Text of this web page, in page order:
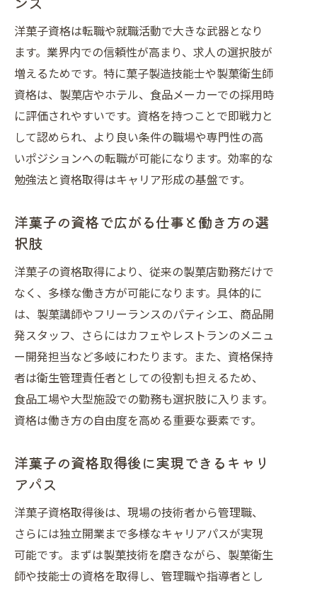
洋菓子資格は転職や就職活動で大きな武器となり
ます。業界内での信頼性が高まり、求人の選択肢が
増えるためです。特に菓子製造技能士や製菓衛生師
資格は、製菓店やホテル、食品メーカーでの採用時
に評価されやすいです。資格を持つことで即戦力と
して認められ、より良い条件の職場や専門性の高
いポジションへの転職が可能になります。効率的な
勉強法と資格取得はキャリア形成の基盤です。
洋菓子の資格で広がる仕事と働き方の選
択肢
洋菓子の資格取得により、従来の製菓店勤務だけで
なく、多様な働き方が可能になります。具体的に
は、製菓講師やフリーランスのパティシエ、商品開
発スタッフ、さらにはカフェやレストランのメニュ
ー開発担当など多岐にわたります。また、資格保持
者は衛生管理責任者としての役割も担えるため、
食品工場や大型施設での勤務も選択肢に入ります。
資格は働き方の自由度を高める重要な要素です。
洋菓子の資格取得後に実現できるキャリ
アパス
洋菓子資格取得後は、現場の技術者から管理職、
さらには独立開業まで多様なキャリアパスが実現
可能です。まずは製菓技術を磨きながら、製菓衛生
師や技能士の資格を取得し、管理職や指導者とし